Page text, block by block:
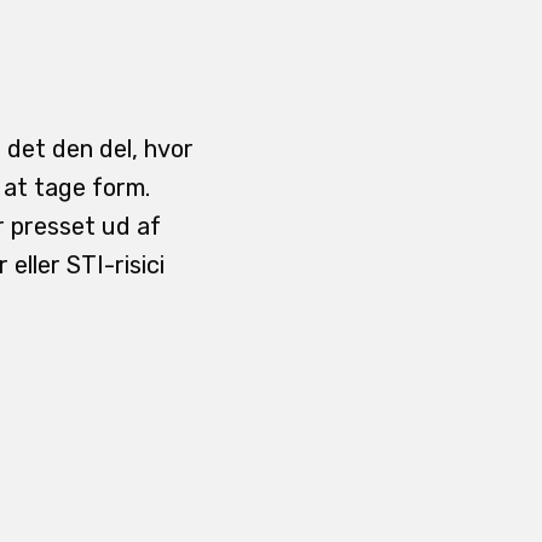
den del, hvor
tage form.
presset ud af
eller STI-risici